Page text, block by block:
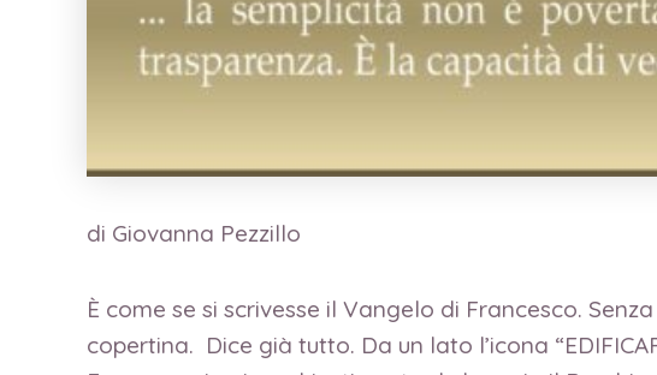
di Giovanna Pezzillo
È come se si scrivesse il Vangelo di Francesco.
copertina. Dice già tutto. Da un lato l’icona